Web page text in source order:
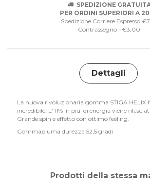
SPEDIZIONE
PER ORDINI SUPERIORI A
Spedizione Corriere Espresso
Contrassegno +€3,00
Dettagli
La nuova rivoluzionaria gomma STIGA HELIX
incredibile. L' 11% in piu' di energia viene
Grande spin e effetto con ottimo feeling.
Gommapiuma durezza 52,5 gradi
Prodotti della stessa